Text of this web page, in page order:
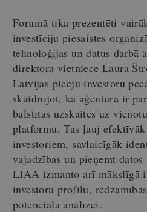
Forumā tika prezentēti
investīciju piesaistes
tehnoloģijas un datus
direktora vietniece Laura
Latvijas pieeju investoru
skaidrojot, kā aģentūra ir
balstītas uzskaites uz
platformu. Tas ļauj
investoriem, savlaicīgāk
vajadzības un pieņemt
LIAA izmanto arī mākslīgā
investoru profilu,
potenciāla analīzei.